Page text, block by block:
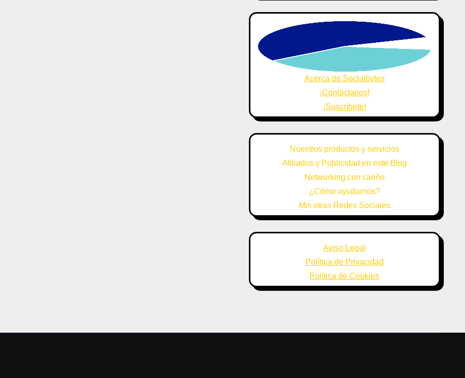
Acerca de Socialbytes
¡Contáctanos!
¡Suscríbete!
Nuestros productos y servicios
Afiliados y Publicidad en este Blog
Networking con cariño
¿Cómo ayudarnos?
Mis otras Redes Sociales
Aviso Legal
Política de Privacidad
Política de Cookies